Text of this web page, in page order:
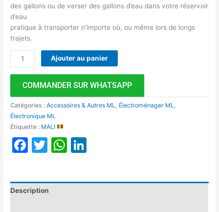
des gallons ou de verser des gallons d’eau dans votre réservoir
d’eau
pratique à transporter n’importe où, ou même lors de longs
trajets.
Ajouter au panier
COMMANDER SUR WHATSAPP
Catégories :Accessoires & Autres ML Électroménager ML
Électronique ML
Étiquette : MALI
Facebook
TwitterWhatsApp
Description